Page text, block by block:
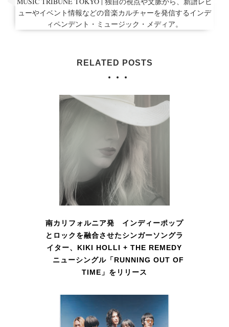
ューやイベント情報などの音楽カルチャーを発信するインデ
ィペンデント・ミュージック・メディア。
RELATED POSTS
南カリフォルニア発 インディーポップ
とロックを融合させたシンガーソングラ
イター、KIKI HOLLI + THE REMEDY
ニューシングル「RUNNING OUT OF
TIME」をリリース